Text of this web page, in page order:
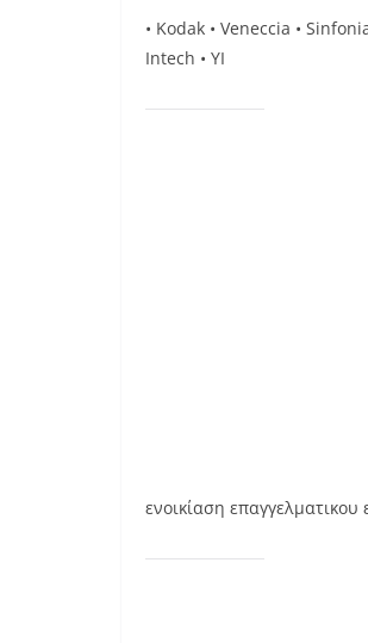
• Κοdak • Veneccia •
Intech • YI
ενοικίαση